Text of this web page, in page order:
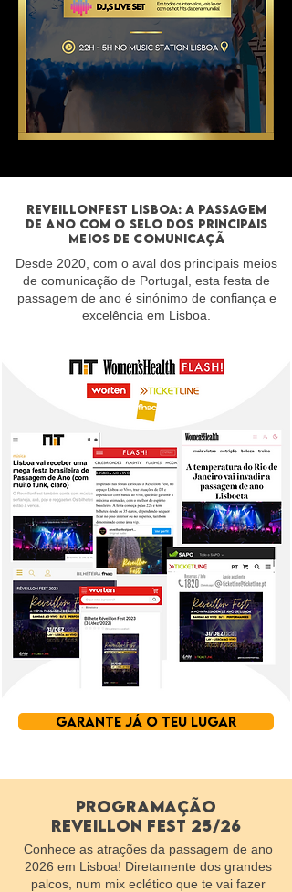
REVEILLONFEST Lisboa: A passagem
de ano com o selo dos principais
meios de comunicaçã
Desde 2020, com o aval dos principais meios
de comunicação de Portugal, esta festa de
passagem de ano é sinónimo de confiança e
excelência em Lisboa.
GARANTE JÁ O TEU LUGAR
programação
reveillon fest 25/26
Conhece as atrações da passagem de ano
2026 em Lisboa! Diretamente dos grandes
palcos, num mix eclético que te vai fazer